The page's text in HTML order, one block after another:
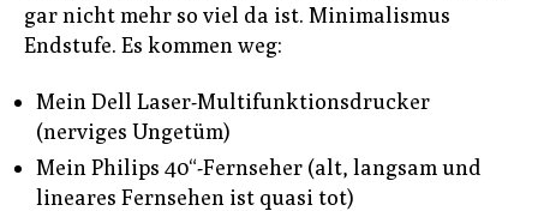
gar nicht mehr so viel da ist. Minimalismus
Endstufe. Es kommen weg:
Mein Dell Laser-Multifunktionsdrucker
(nerviges Ungetüm)
Mein Philips 40“-Fernseher (alt, langsam und
lineares Fernsehen ist quasi tot)